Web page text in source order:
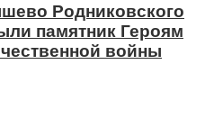
Родниковского
памятник Героям
войны